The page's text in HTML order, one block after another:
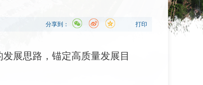
打印
分享到：
展思路，锚定高质量发展目